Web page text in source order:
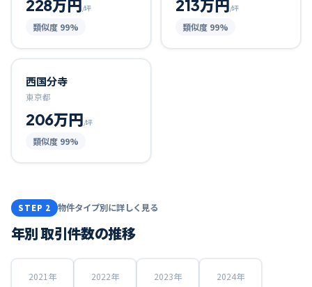
228万円 /坪
類似度 99%
213万円 /坪
類似度 99%
西国分寺
東京都
206万円/坪
類似度 99%
STEP 2 物件タイプ別に詳しく見る
年別 取引件数の推移
2021 年 2022年 2023年 2024年